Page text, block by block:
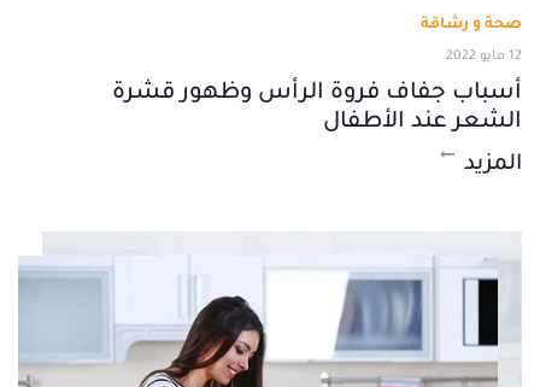
صحة و رشاقة
12 مايو 2022
أسباب جفاف فروة الرأس وظهور قشرة
الشعر عند الأطفال
المزيد